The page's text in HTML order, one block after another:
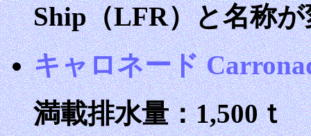
Ship（LFR）と名称
キャロネード
満載排水量：1,500